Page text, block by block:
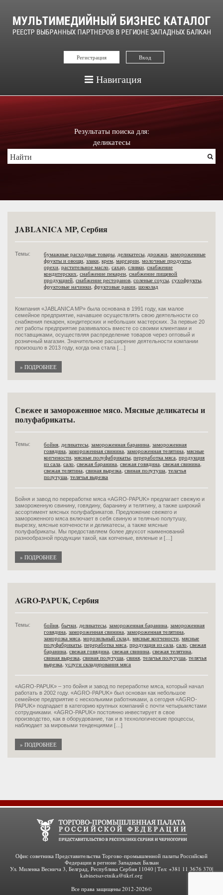
Регистрация Вход
Навигация
Результаты поиска для:
деликатесы
JABLANICA MP, Сербия
Темы: бумажные расходные товары,деликатесы,дрожжи,замороженные
фрукты и овощи,злаки,крем,маргарин,молочные продукты,
орехи,растительное масло,сахар,сливки,снабжение
кондитерских,снабжение пекарен,снабжение пищевой
продукцией,снабжение ресторанов,соленые соусы,сухофрукты,
фруктовые начинки,фруктовые ракии,шоколад
Компания «JABLANICA MP» была основана в 1991 году, как малое
семейное предприятие, начавшее осуществлять свою деятельности со
снабжения пекарен, кондитерских и небольших мастерских. За первые 20
лет работы предприятие развивалось вместе со своими клиентами и
поставщиками, осуществляя распределение товаров через оптовый и
розничный магазин. Значительное расширение деятельности компании
произошло в 2013 году, когда она стала […]
» ПОДРОБНЕЕ
Свежее и замороженное мясо. Мясные деликатесы и
полуфабрикаты.
Темы: бойня,деликатесы,замороженная баранина,замороженная
говядина,замороженная свинина,замороженная телятина,мясные
копчености,мясные полуфабрикаты,переработка мяса,продукция
из сала,сало,свежая баранина,свежая говядина,свежая свинина,
свежая телятина,свиная вырезка,свиная полутуша,телачья
полутуша,телячья вырезка
Бойня и завод по переработке мяса «AGRO-PAPUK» предлагает свежую и
замороженную свинину, говядину, баранину и телятину, а также широкий
ассортимент мясных полуфабрикатов. Предложение свежего и
замороженного мяса включает в себя свиную и телячью полутушу,
вырезку, мясные копчености и деликатесы, а также мясные
полуфабрикаты. Мы предоставляем более двухсот наименований
разнообразной продукции такой, как копченые, вяленые и […]
» ПОДРОБНЕЕ
AGRO-PAPUK, Сербия
Темы: бойня,бычки,деликатесы,замороженная баранина,замороженная
говядина,замороженная свинина,замороженная телятина,
заморозка мяса,морозильный склад,мясные копчености,мясные
полуфабрикаты,переработка мяса,продукция из сала,сало,свежая
баранина,свежая говядина,свежая свинина,свежая телятина,
свиная вырезка,свиная полутуша,свиня,телачья полутуша,телячья
вырезка,услуги складирования мяса
«AGRO-PAPUK» – это бойня и завод по переработке мяса, который начал
работать в 2002 году. «AGRO-PAPUK» был основан как небольшое
семейное предприятие с несколькими работниками, а сегодня «AGRO-
PAPUK» подпадает в категорию крупных компаний с почти четырьмястами
сотрудниками. «AGRO-PAPUK» постоянно инвестирует в свое
производство, как в оборудование, так и в технологические процессы,
наблюдает за мировыми тенденциями […]
» ПОДРОБНЕЕ
Офис советника Представительства Торгово-промышленной палаты Российской
Федерации в регионе Западных Балкан
Ул. Миленка Веснича 3, Белград, Республика Сербия 11040 | Тел: +381 11 3676 370|
kabinetsavetnika@tikrf.org
Все права защищены 2012-2026©